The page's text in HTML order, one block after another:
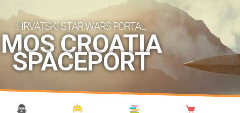
HRVATSKI STAR WARS PORTAL
MOS CROATIA
SPACEPORT